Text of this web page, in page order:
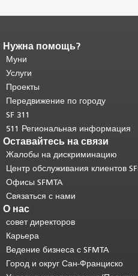
Конец содержимого
страницы.
страницы повторяется на каждой
странице.
основного содержимого .
Нужна помощь?
Муни
Услуги
Проекты
Передвижение по городу
SF 311
511 Региональная информация
Оставайтесь на связи
Жалобы на дискриминацию
Центр обслуживания клиентов
Офисы SFMTA
Связаться с нами
О нас
совет директоров
Карьера
Ведение бизнеса с SFMTA
Город и округ Сан-Франциско